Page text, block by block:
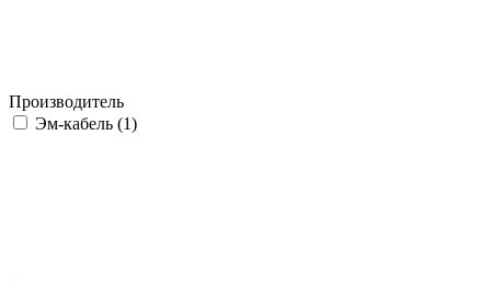
Производитель
Эм-кабель (1)